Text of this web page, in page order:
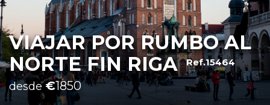
VIAJAR POR RUMBO AL
NORTE FIN RIGA Ref.15464
desde€1850